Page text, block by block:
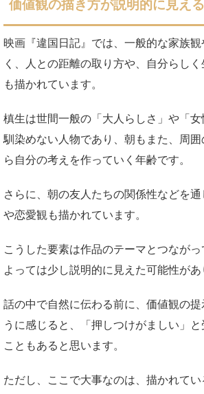
価値観の描き方が説明的に見え
映画『違国日記』では、一般的な家族
く、人との距離の取り方や、自分らし
も描かれています。
槙生は世間一般の「大人らしさ」や「女
馴染めない人物であり、朝もまた、周
ら自分の考えを作っていく年齢です。
さらに、朝の友人たちの関係性などを
や恋愛観も描かれています。
こうした要素は作品のテーマとつなが
よっては少し説明的に見えた可能性があ
話の中で自然に伝わる前に、価値観の提
うに感じると、「押しつけがましい」
こともあると思います。
ただし、ここで大事なのは、描かれて